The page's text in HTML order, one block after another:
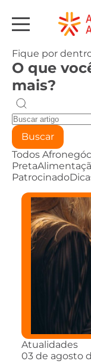
Fique por
O que
mais?
Buscar
Todos
Preta
Patrocinado
Atualidades
03 de agosto